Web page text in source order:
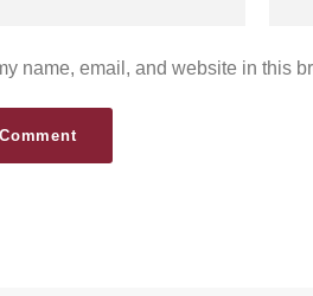
name, email, and website in this